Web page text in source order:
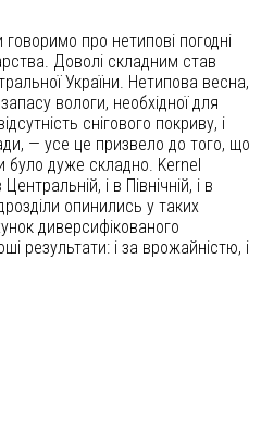
про нетипові погодні
Доволі складним став
України. Нетипова весна,
вологи, необхідної для
снігового покриву, і
— усе це призвело до того, що
було дуже складно. Kernel
і в Північній, і в
опинились у таких
диверсифікованого
результати: і за врожайністю, і